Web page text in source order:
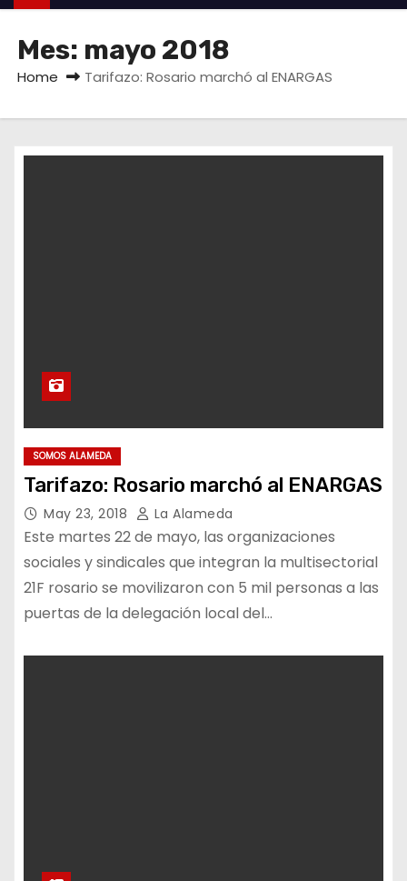
Mes: mayo 2018
Home Tarifazo: Rosario marchó al ENARGAS
SOMOS ALAMEDA
Tarifazo: Rosario marchó al ENARGAS
May 23, 2018 La Alameda
Este martes 22 de mayo, las organizaciones
sociales y sindicales que integran la multisectorial
21F rosario se movilizaron con 5 mil personas a las
puertas de la delegación local del…